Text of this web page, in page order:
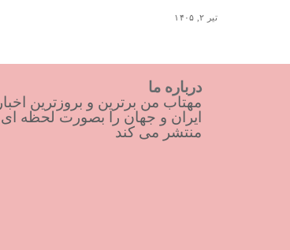
تیر ۲, ۱۴۰۵
درباره ما
مهتاب من برترین و بروزترین اخبار
ایران و جهان را بصورت لحظه ای
منتشر می کند